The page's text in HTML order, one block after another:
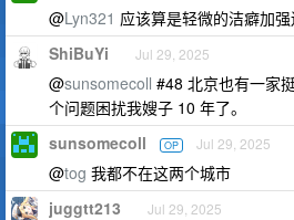
@Lyn321 应该算是轻微的洁癖加
ShiBuYi Jul 29, 2025
@sunsomecoll #48 北京也有一家
个问题困扰我嫂子 10 年了。
sunsomecoll OP Jul 29, 2025
@tog 我都不在这两个城市
juggtt213 Jul 29, 2025